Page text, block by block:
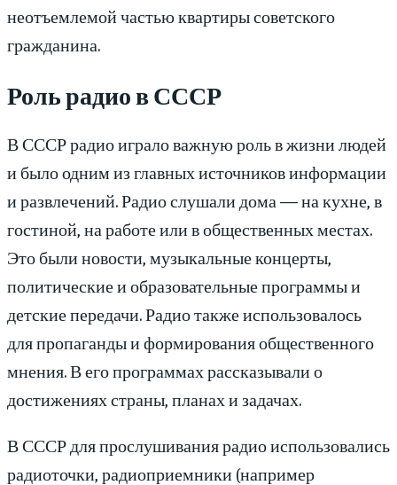
неотъемлемой частью квартиры советского
гражданина.
Роль радио в СССР
В СССР радио играло важную роль в жизни людей
и было одним из главных источников информации
и развлечений. Радио слушали дома — на кухне, в
гостиной, на работе или в общественных местах.
Это были новости, музыкальные концерты,
политические и образовательные программы и
детские передачи. Радио также использовалось
для пропаганды и формирования общественного
мнения. В его программах рассказывали о
достижениях страны, планах и задачах.
В СССР для прослушивания радио использовались
радиоточки, радиоприемники (например